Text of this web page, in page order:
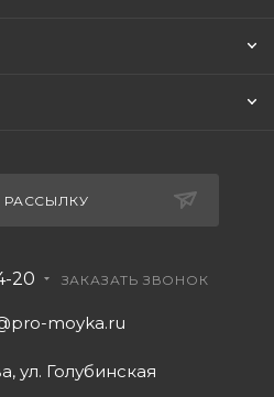
РАССЫЛКУ
20 ЗАКАЗАТЬ ЗВОНОК
moyka.ru
ул. Голубинская